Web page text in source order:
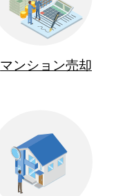
マンション売却